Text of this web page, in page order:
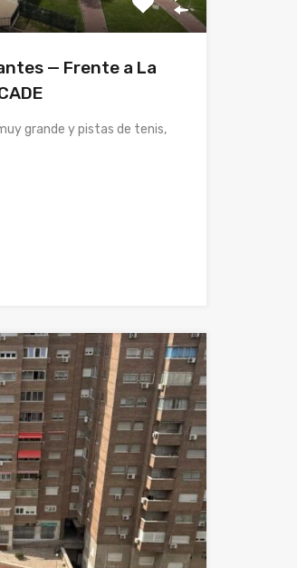
— Frente a La
grande y pistas de tenis,